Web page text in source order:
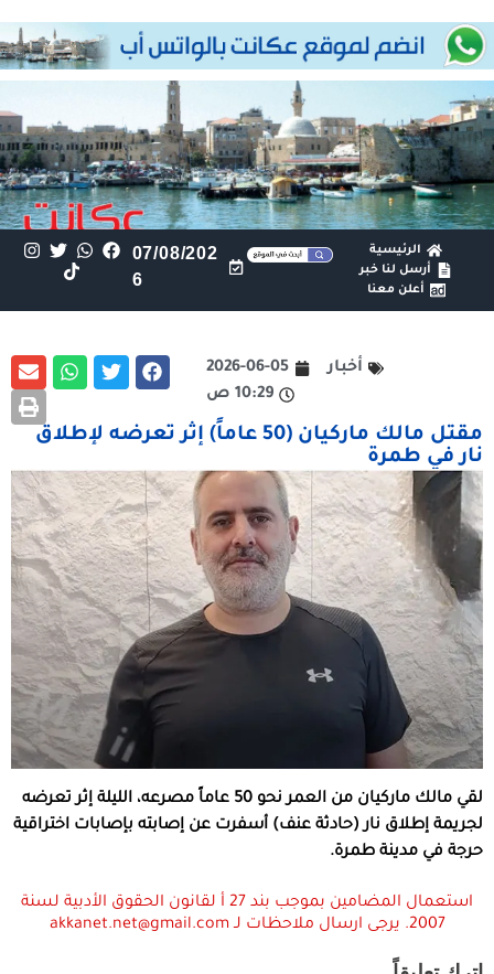
الرئيسية
أرسل لنا خبر
أعلن معنا
07/08/202
6
أخبار
2026-06-05
10:29 ص
مقتل مالك ماركيان (50 عاماً) إثر تعرضه لإطلاق
نار في طمرة
لقي مالك ماركيان من العمر نحو 50 عاماً مصرعه، الليلة إثر تعرضه
لجريمة إطلاق نار (حادثة عنف) أسفرت عن إصابته بإصابات اختراقية
حرجة في مدينة طمرة.
استعمال المضامين بموجب بند 27 أ لقانون الحقوق الأدبية لسنة
2007. يرجى ارسال ملاحظات لـ akkanet.net@gmail.com